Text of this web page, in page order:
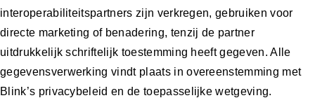
interoperabiliteitspartners zijn verkregen, gebruiken voor
directe marketing of benadering, tenzij de partner
uitdrukkelijk schriftelijk toestemming heeft gegeven. Alle
gegevensverwerking vindt plaats in overeenstemming met
Blink’s privacybeleid en de toepasselijke wetgeving.